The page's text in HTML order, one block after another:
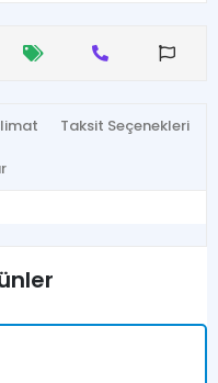
Taksit Seçenekleri